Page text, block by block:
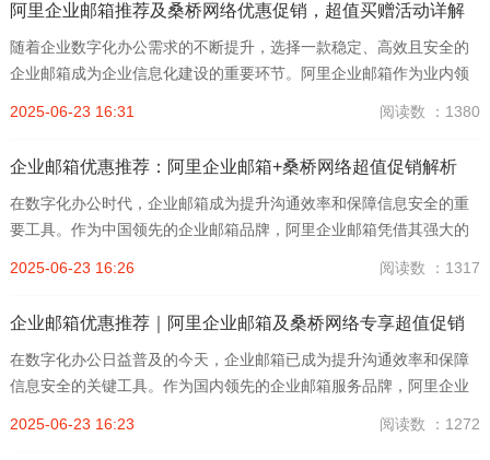
阿里企业邮箱推荐及桑桥网络优惠促销，超值买赠活动详解
随着企业数字化办公需求的不断提升，选择一款稳定、高效且安全的
企业邮箱成为企业信息化建设的重要环节。阿里企业邮箱作为业内领
2025-06-23 16:31 阅读数 ：1380
企业邮箱优惠推荐：阿里企业邮箱+桑桥网络超值促销解析
在数字化办公时代，企业邮箱成为提升沟通效率和保障信息安全的重
要工具。作为中国领先的企业邮箱品牌，阿里企业邮箱凭借其强大的
2025-06-23 16:26 阅读数 ：1317
企业邮箱优惠推荐｜阿里企业邮箱及桑桥网络专享超值促销
在数字化办公日益普及的今天，企业邮箱已成为提升沟通效率和保障
信息安全的关键工具。作为国内领先的企业邮箱服务品牌，阿里企业
2025-06-23 16:23 阅读数 ：1272